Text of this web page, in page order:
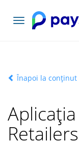
Comutați
navigarea
Înapoi la conținut
Retailers